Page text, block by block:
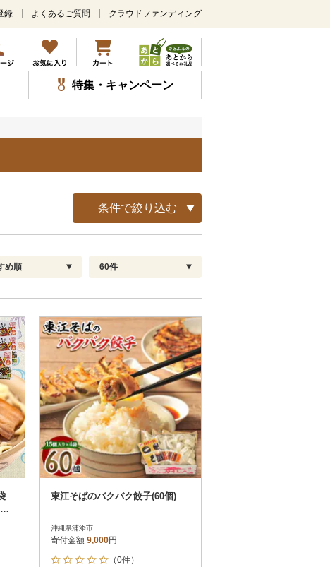
メ
ン
コ
ン
テ
ツ
ッ
録 よくあるご質問 クラウドファンディング
特集・キャンペーン
条件で絞り込む
配送指定 解除
お届け日時指定可
お届け時間帯指定可
発送される月指定可
その他 解除
さとふる限定のお礼品
定期便
さとふるアプリdeワンストップ申請
対象
め順
件数順
評価順
額が高い順
額が低い順
60件
60
90
120
東江そばのバクバク餃子(60個)
沖縄県浦添市
寄付金額 9,000円
（0件）